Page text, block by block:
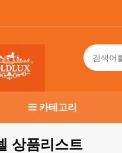
카테고리
상품리스트